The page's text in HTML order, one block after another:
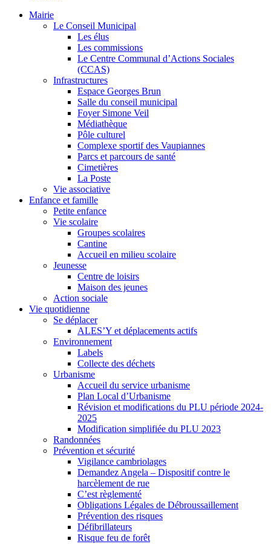
Mairie
Le Conseil Municipal
Les élus
Les commissions
Le Centre Communal d’Actions Sociales
(CCAS)
Infrastructures
Espace Georges Brun
Salle du conseil municipal
Foyer Simone Veil
Médiathèque
Pôle culturel
Complexe sportif des Vaupiannes
Parcs et parcours de santé
Cimetières
La Poste
Vie associative
Enfance et famille
Petite enfance
Vie scolaire
Groupes scolaires
Cantine
Accueil en milieu scolaire
Jeunesse
Centre de loisirs
Maison des jeunes
Action sociale
Vie quotidienne
Se déplacer
ALES’Y et déplacements actifs
Environnement
Labels
Collecte des déchets
Urbanisme
Accueil du service urbanisme
Plan Local d’Urbanisme
Révision et modifications du PLU période 2024-
2025
Modification simplifiée du PLU 2023
Randonnées
Prévention et sécurité
Vigilance cambriolages
Demandez Angela – Dispositif contre le
harcèlement de rue
C’est règlementé
Obligations Légales de Débroussaillement
Prévention des risques
Défibrillateurs
Risque feu de forêt